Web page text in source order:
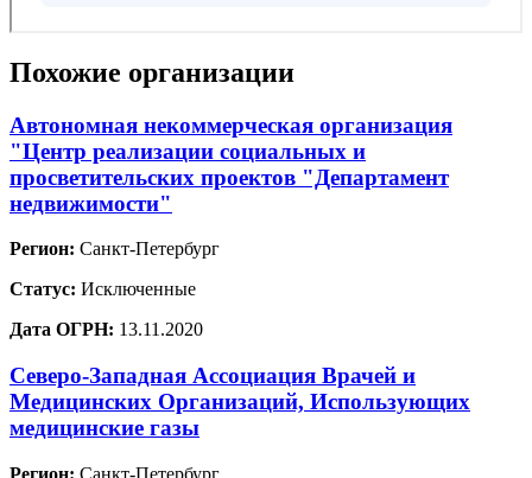
Похожие организации
Автономная некоммерческая организация
"Центр реализации социальных и
просветительских проектов "Департамент
недвижимости"
Регион: Санкт-Петербург
Статус: Исключенные
Дата ОГРН: 13.11.2020
Северо-Западная Ассоциация Врачей и
Медицинских Организаций, Использующих
медицинские газы
Регион: Санкт-Петербург